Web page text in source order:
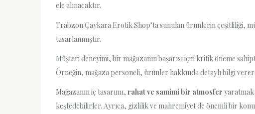
ele alınacaktır.
Trabzon Çaykara Erotik Shop’ta sunulan ürünlerin çeşitliliği,
tasarlanmıştır.
Müşteri deneyimi, bir mağazanın başarısı için kritik öneme
Örneğin, mağaza personeli, ürünler hakkında detaylı bilgi
Mağazanın iç tasarımı, rahat ve samimi bir atmosfer
keşfedebilirler. Ayrıca, gizlilik ve mahremiyet de önemli bir